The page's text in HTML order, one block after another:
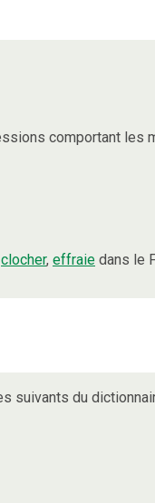
comportant les
clocher, effraie dans le
suivants du